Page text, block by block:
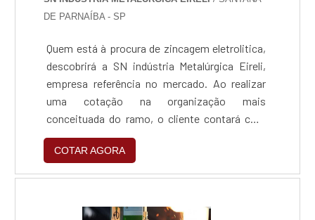
DE PARNAÍBA - SP
Quem está à procura de zincagem eletrolitica,
descobrirá a SN indústria Metalúrgica Eireli,
empresa referência no mercado. Ao realizar
uma cotação na organização mais
conceituada do ramo, o cliente contará com
serviços de excelência e o suporte de
especialistas para sanar eventuais
dúvidas.MAIS SOBRE ZINCAGEM
eletrolitica em uma empresa que preza pela
COTAR AGORA